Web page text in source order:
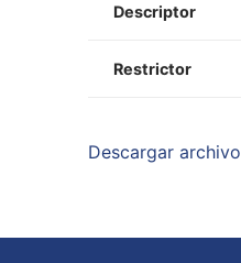
Descriptor
Restrictor
Descargar archivo